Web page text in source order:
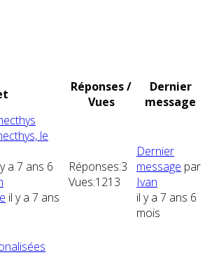
Réponses /
Vues
Dernier
message
le
a 7 ans 6
il y a 7 ans
Réponses:3
Vues:1213
Dernier
message par
Ivan
il y a 7 ans 6
mois